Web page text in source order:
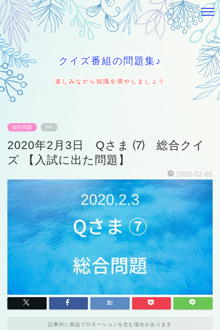
クイズ番組の問題集♪
楽しみながら知識を増やしましょう
総合問題 PR
2020年2月3日 Qさま ⑺ 総合クイ
ズ 【入試に出た問題】
2020-02-05
記事内に商品プロモーションを含む場合があります